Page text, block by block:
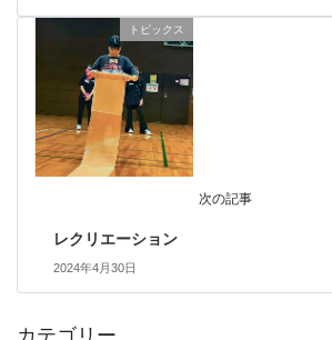
トピックス
次の記事
レクリエーション
2024年4月30日